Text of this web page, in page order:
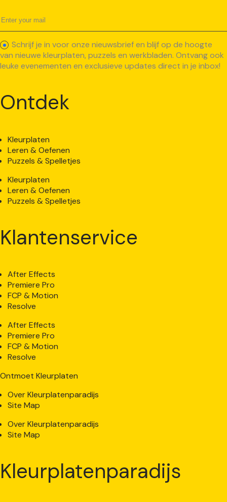
Schrijf je in voor onze nieuwsbrief en blijf op de hoogte
van nieuwe kleurplaten, puzzels en werkbladen. Ontvang ook
leuke evenementen en exclusieve updates direct in je inbox!
Ontdek
Kleurplaten
Leren & Oefenen
Puzzels & Spelletjes
Kleurplaten
Leren & Oefenen
Puzzels & Spelletjes
Klantenservice
After Effects
Premiere Pro
FCP & Motion
Resolve
After Effects
Premiere Pro
FCP & Motion
Resolve
Ontmoet Kleurplaten
Over Kleurplatenparadijs
Site Map
Over Kleurplatenparadijs
Site Map
Kleurplatenparadijs